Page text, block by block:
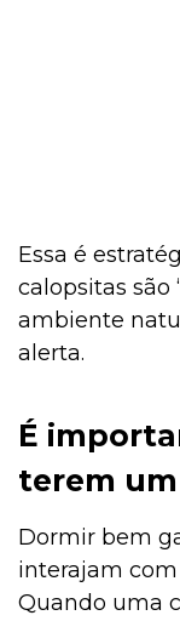
Essa é
calopsitas são
ambiente
alerta.
É
terem
Dormir bem
interajam
Quando uma